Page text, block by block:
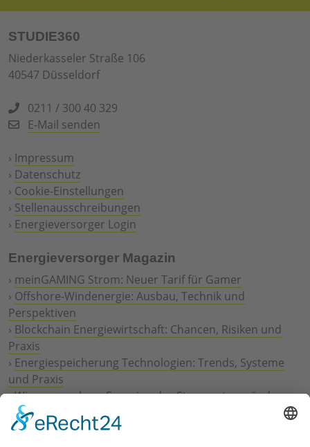
STUDIE360
Niederkasseler Straße 106
40547 Düsseldorf
0211 / 300 40 329
E-Mail senden
› Impressum
› Datenschutz
› Cookie-Einstellungen
› Stellenausschreibungen
› Energieversorger Login
Energieversorger Magazin
› meinGAMING Strom: Neuer Tarif für Gamer
› Offshore-Windenergie: Ausbau, Technik und
Perspektiven
› Blockchain Energiewirtschaft: Chancen, Risiken und
Praxis
› Energiespeicherung Technologien: Trends, Systeme
und Praxis
›Wie erneuerbare Energien das Stromnetz verändern
Digitalisierung Energiewirtschaft: Effizienz, Netze und
Prozesse